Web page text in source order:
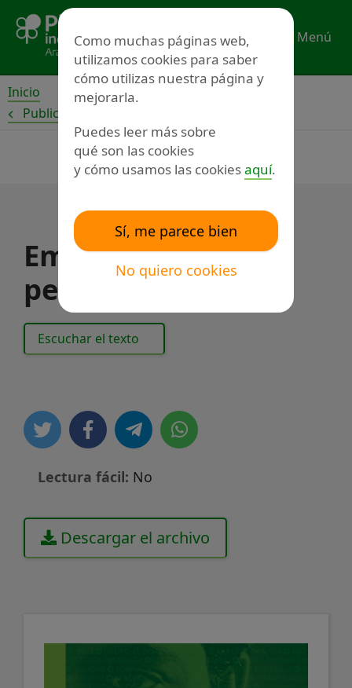
contenido
Menú
Inicio
Publicaciones
Empresas de las
personas
Escuchar el texto
Lectura fácil: No
Descargar el archivo
Como muchas páginas web,
utilizamos cookies para saber
cómo utilizas nuestra página y
mejorarla.
Puedes leer más sobre
qué son las cookies
y cómo usamos las cookiesaquí.
Sí, me parece bien
No quiero cookies